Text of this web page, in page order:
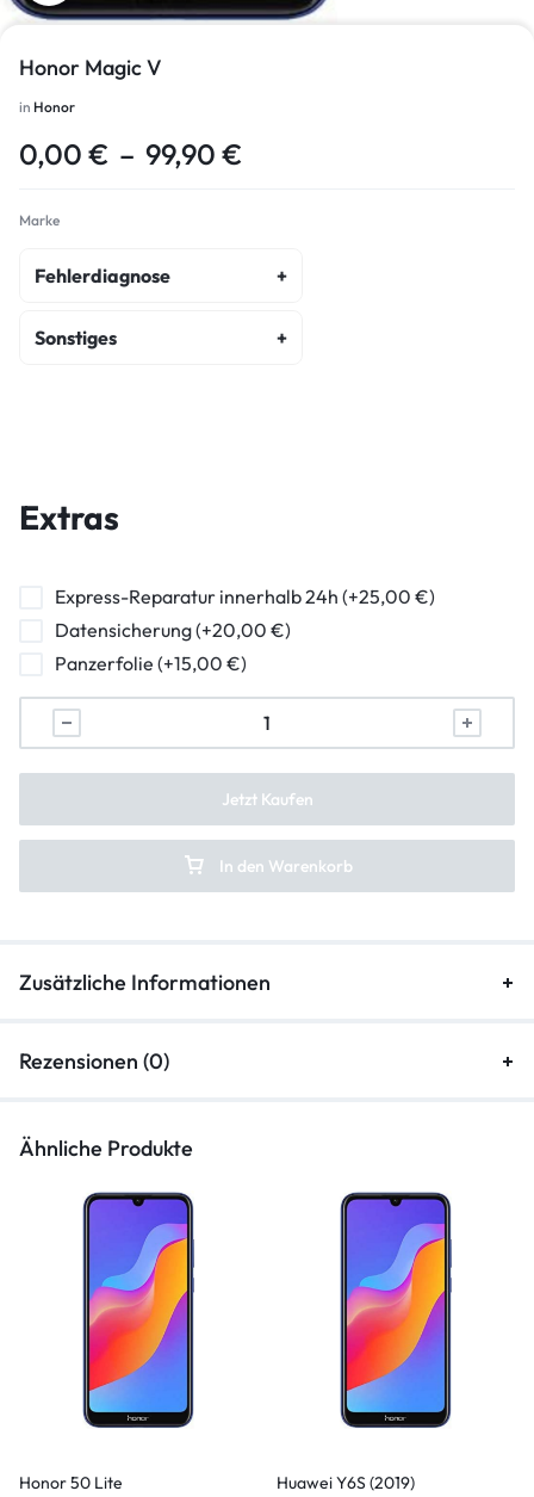
Honor Magic V
in Honor
0,00 € – 99,90 €
Marke
Fehlerdiagnose
fehlerdiagnose
Sonstiges
ladebuchse-reparatur
lautstarkeregler-reparatur
mikrofon-reparatur
backcover-reparatur
frontkamera-reparatur
hauptkamera-reparatur
kameraglasreparatur
Extras
Express-Reparatur innerhalb 24h (+25,00 €)
Datensicherung (+20,00 €)
Panzerfolie (+15,00 €)
In den Warenkorb
Jetzt Kaufen
Zusätzliche Informationen
Rezensionen (0)
Ähnliche Produkte
Honor 50 Lite Huawei Y6S (2019)